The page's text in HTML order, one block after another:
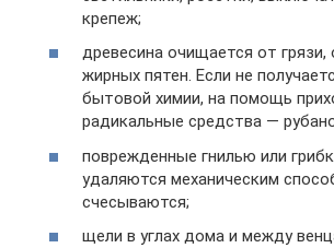
крепеж;
древесина очищается от грязи,
жирных пятен. Если не
бытовой химии, на помощь
радикальные средства —
поврежденные гнилью или
удаляются механическим
счесываются;
щели в углах дома и между